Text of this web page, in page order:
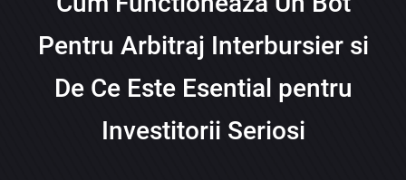
Pentru Arbitraj Interbursier si
De Ce Este Esential pentru
Investitorii Seriosi